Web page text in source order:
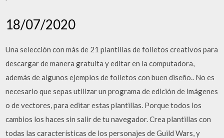
18/07/2020
Una selección con más de 21 plantillas de folletos creativos para
descargar de manera gratuita y editar en la computadora,
además de algunos ejemplos de folletos con buen diseño.. No es
necesario que sepas utilizar un programa de edición de imágenes
o de vectores, para editar estas plantillas. Porque todos los
cambios los haces sin salir de tu navegador. Crea plantillas con
todas las características de los personajes de Guild Wars, y